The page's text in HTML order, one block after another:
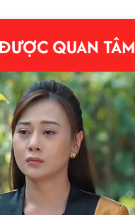
QUAN TÂM